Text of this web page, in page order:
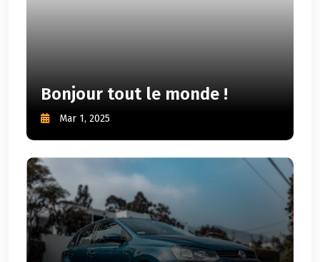
Bonjour tout le monde !
Mar 1, 2025